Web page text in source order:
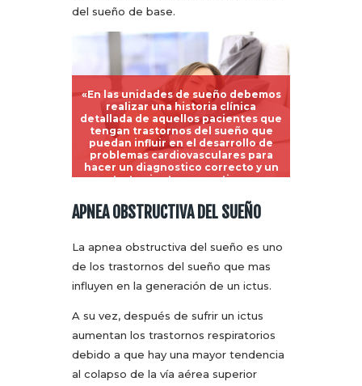
del sueño de base.
«En las unidades de sueño debemos
realizar una historia clínica
detallada de aquellos pacientes que
tengan trastornos del sueño que
puedan influir en el desarrollo de
problemas cardiovasculares para
hacer un diagnostico correcto y un
tratamiento preventivo».
APNEA OBSTRUCTIVA DEL SUEÑO
La apnea obstructiva del sueño es uno
de los trastornos del sueño que mas
influyen en la generación de un ictus.
A su vez, después de sufrir un ictus
aumentan los trastornos respiratorios
debido a que hay una mayor tendencia
al colapso de la vía aérea superior